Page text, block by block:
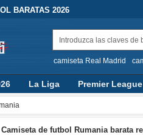
BARATAS 2026
camiseta Real Madrid
La Liga Premier League
Camiseta de futbol Rumania barata